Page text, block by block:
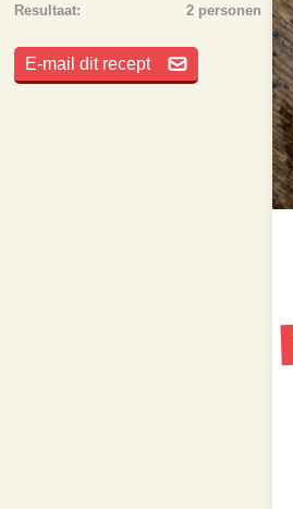
Resultaat: 2 personen
E-mail dit recept